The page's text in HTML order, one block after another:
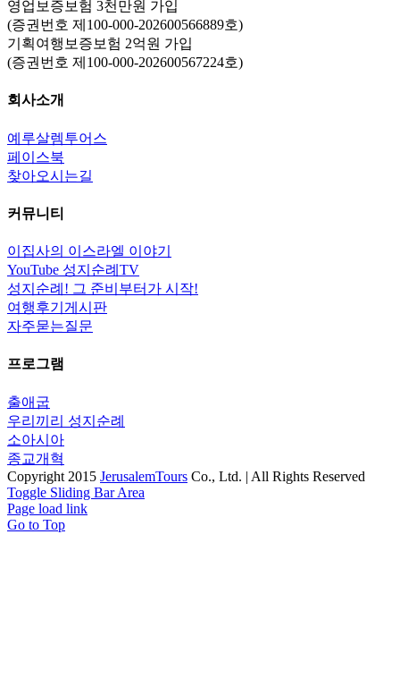
영업보증보험 3천만원 가입
(증권번호 제100-000-202600566889호)
기획여행보증보험 2억원 가입
(증권번호 제100-000-202600567224호)
회사소개
예루살렘투어스
페이스북
찾아오시는길
커뮤니티
이집사의 이스라엘 이야기
YouTube 성지순례TV
성지순례! 그 준비부터가 시작!
여행후기게시판
자주묻는질문
프로그램
출애굽
우리끼리 성지순례
소아시아
종교개혁
Copyright 2015 JerusalemTours Co., Ltd. | All Rights Reserved
Toggle Sliding Bar Area
Page load link
Go to Top